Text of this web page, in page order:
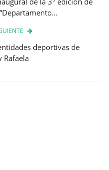
deportivas de
Rafaela